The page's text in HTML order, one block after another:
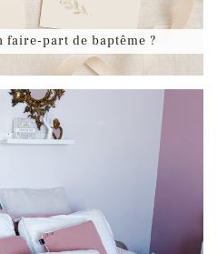
faire-part de baptême ?